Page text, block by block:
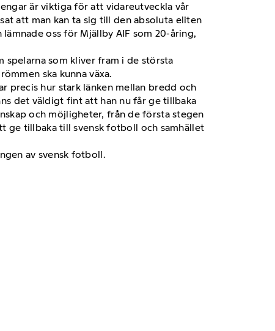
är viktiga för att vidareutveckla vår
att man kan ta sig till den absoluta eliten
oss för Mjällby AIF som 20-åring,
spelarna som kliver fram i de största
ska kunna växa.
precis hur stark länken mellan bredd och
det väldigt fint att han nu får ge tillbaka
och möjligheter, från de första stegen
ge tillbaka till svensk fotboll och samhället
av svensk fotboll.